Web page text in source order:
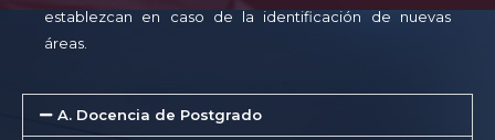
establezcan en caso de la identificación de nuevas
áreas.
A. Docencia de Postgrado